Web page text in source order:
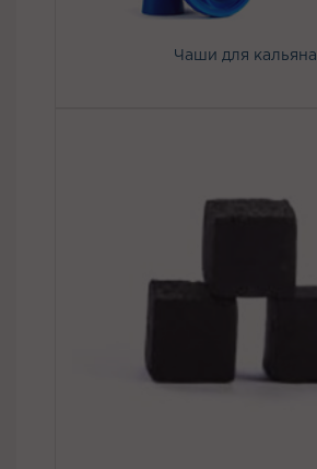
Чаши для кальяна